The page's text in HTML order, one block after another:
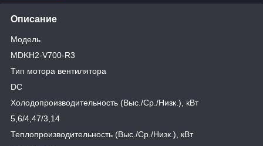
Описание
Модель
MDKH2-V700-R3
Тип мотора вентилятора
DC
Холодопроизводительность (Выс./Ср./Низк.), кВт
5,6/4,47/3,14
Теплопроизводительность (Выс./Ср./Низк.), кВт